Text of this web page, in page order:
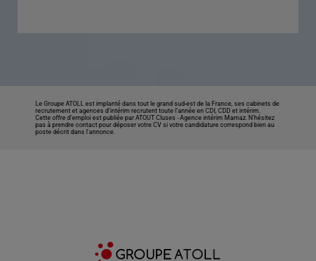
Le Groupe ATOLL est implanté dans tout le grand sud-est de la France, ses cabinets de
recrutement et agences d’intérim recrutent toute l’année en CDI, CDD et intérim.
Cette offre d’emploi est publiée par ATOUT Cluses -Agence intérim Marnaz. N’hésitez
pas à prendre contact pour déposer votre CV si votre candidature correspond bien au
poste décrit dans l'annonce.